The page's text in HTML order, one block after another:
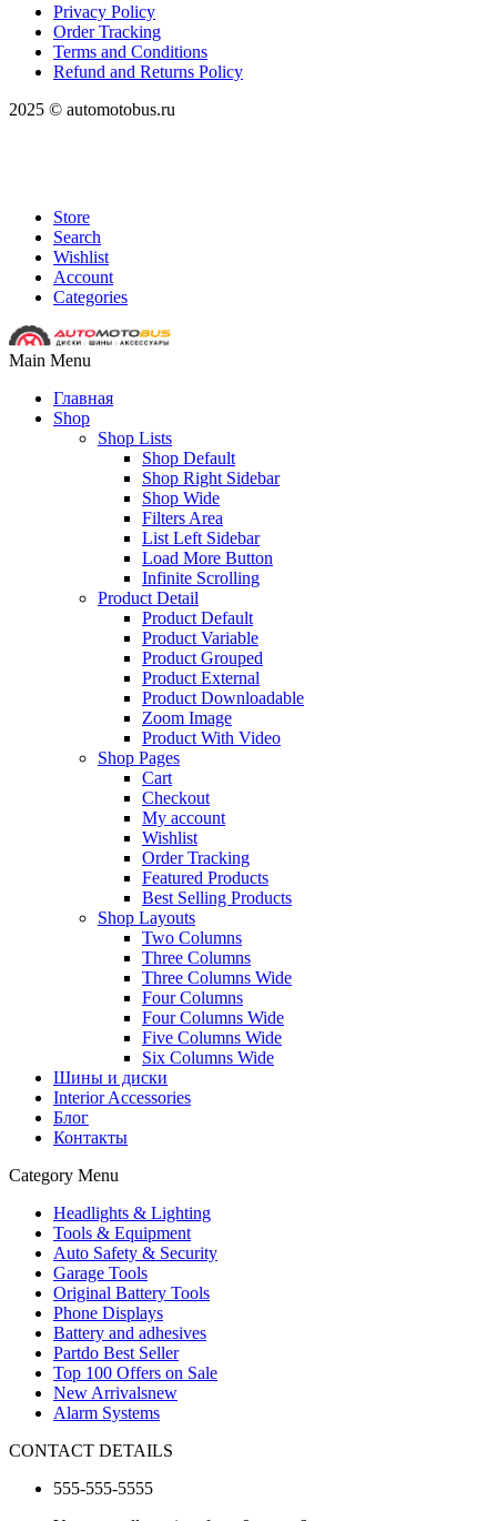
Privacy Policy
Order Tracking
Terms and Conditions
Refund and Returns Policy
2025 © automotobus.ru
Store
Search
Wishlist
Account
Categories
Main Menu
Главная
Shop
Shop Lists
Shop Default
Shop Right Sidebar
Shop Wide
Filters Area
List Left Sidebar
Load More Button
Infinite Scrolling
Product Detail
Product Default
Product Variable
Product Grouped
Product External
Product Downloadable
Zoom Image
Product With Video
Shop Pages
Cart
Checkout
My account
Wishlist
Order Tracking
Featured Products
Best Selling Products
Shop Layouts
Two Columns
Three Columns
Three Columns Wide
Four Columns
Four Columns Wide
Five Columns Wide
Six Columns Wide
Шины и диски
Interior Accessories
Блог
Контакты
Category Menu
Headlights & Lighting
Tools & Equipment
Auto Safety & Security
Garage Tools
Original Battery Tools
Phone Displays
Battery and adhesives
Partdo Best Seller
Top 100 Offers on Sale
New Arrivalsnew
Alarm Systems
CONTACT DETAILS
555-555-5555